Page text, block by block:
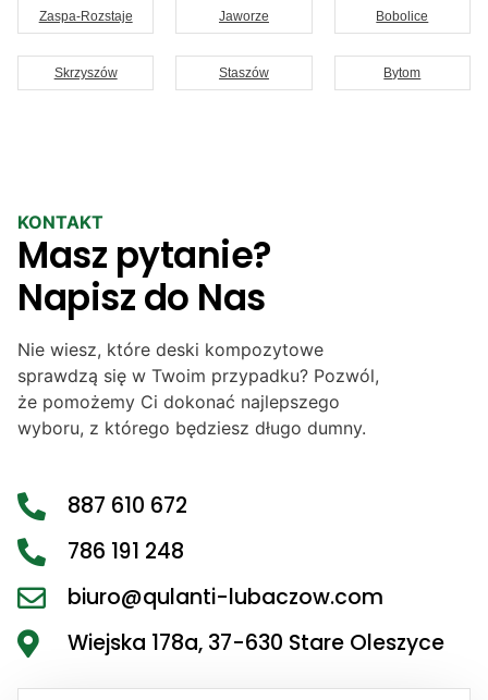
Zaspa-Rozstaje Jaworze Bobolice
Skrzyszów Staszów Bytom
KONTAKT
Masz pytanie?
Napisz do Nas
Nie wiesz, które deski kompozytowe
sprawdzą się w Twoim przypadku? Pozwól,
że pomożemy Ci dokonać najlepszego
wyboru, z którego będziesz długo dumny.
887 610 672
786 191 248
biuro@qulanti-lubaczow.com
Wiejska 178a, 37-630 Stare Oleszyce